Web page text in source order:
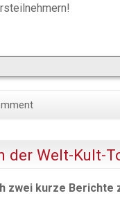
Welt-Kult-
zwei kurze Berichte